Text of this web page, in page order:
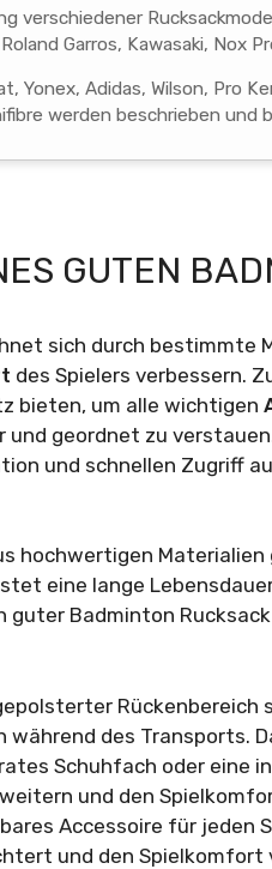
verschiedener
Garros, Kawasaki, Nox
Yonex, Adidas, Wilson, Pro
werden beschrieben und
GUTEN
sich durch bestimmte
des Spielers verbessern.
bieten, um alle wichtigen
und geordnet zu
und schnellen Zugriff
hochwertigen
eine lange
guter Badminton
Rückenbereich
des Transports.
Schuhfach oder eine
und den
Accessoire für jeden
und den Spielkomfort